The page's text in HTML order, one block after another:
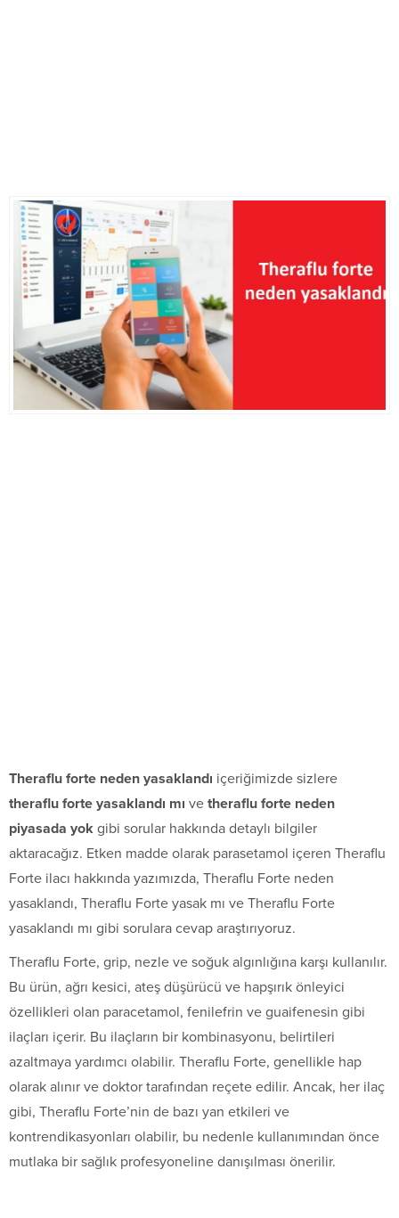
Theraflu forte neden yasaklandı içeriğimizde sizlere
theraflu forte yasaklandı mı ve theraflu forte neden
piyasada yok gibi sorular hakkında detaylı bilgiler
aktaracağız. Etken madde olarak parasetamol içeren Theraflu
Forte ilacı hakkında yazımızda, Theraflu Forte neden
yasaklandı, Theraflu Forte yasak mı ve Theraflu Forte
yasaklandı mı gibi sorulara cevap araştırıyoruz.
Theraflu Forte, grip, nezle ve soğuk algınlığına karşı kullanılır.
Bu ürün, ağrı kesici, ateş düşürücü ve hapşırık önleyici
özellikleri olan paracetamol, fenilefrin ve guaifenesin gibi
ilaçları içerir. Bu ilaçların bir kombinasyonu, belirtileri
azaltmaya yardımcı olabilir. Theraflu Forte, genellikle hap
olarak alınır ve doktor tarafından reçete edilir. Ancak, her ilaç
gibi, Theraflu Forte’nin de bazı yan etkileri ve
kontrendikasyonları olabilir, bu nedenle kullanımından önce
mutlaka bir sağlık profesyoneline danışılması önerilir.